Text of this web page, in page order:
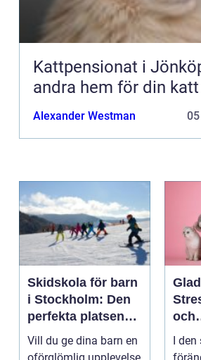
Kattpensionat i
andra hem för din katt
Alexander Westman
Skidskola för barn
i Stockholm: Den
perfekta platsen
för små blivande
skidåkare
Vill du ge dina barn en
och
I den